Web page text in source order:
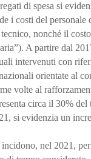
di spesa si
i costi del
nonché il
A partire dal
intervenuti con
orientate al
volte al
circa il 30% del
si evidenzia un
nel 2021,